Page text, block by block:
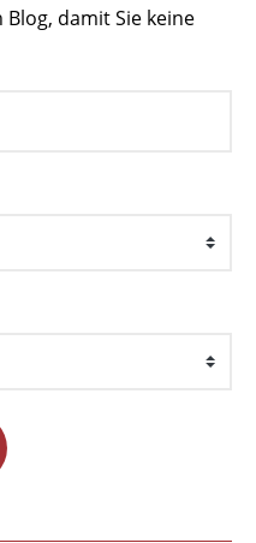
damit Sie keine